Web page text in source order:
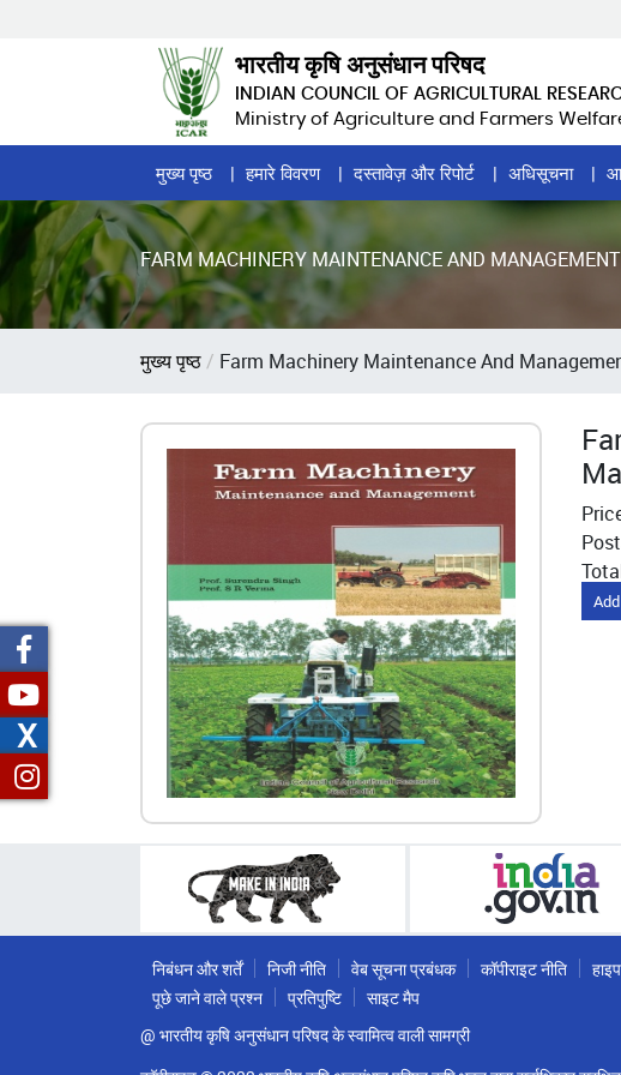
भारतीय कृषि अनुसंधान परिषद
INDIAN COUNCIL OF AGRICULTURAL
Ministry of Agriculture and Farmers
Home
Page
Menu
मुख्य पृष्ठ हमारे विवरण दस्तावेज़ और रिपोर्ट अधिसूचना
FARM MACHINERY MAINTENANCE AND MANAGEMENT
पग
मुख्य पृष्ठ Farm Machinery Maintenance And
निबंधन और शर्तें निजी नीति वेब सूचना प्रबंधक कॉपीराइट नीति
पूछे जाने वाले प्रश्न
प्रतिपुष्टि
साइट मैप
@ भारतीय कृषि अनुसंधान परिषद के स्वामित्व वाली सामग्री
X